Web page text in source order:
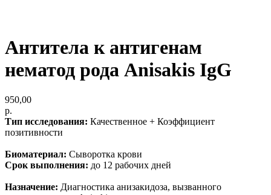
Антитела к антигенам
нематод рода Anisakis IgG
950,00
р.
Тип исследования: Качественное + Коэффициент
позитивности
Биоматериал: Сыворотка крови
Срок выполнения: до 12 рабочих дней
Назначение: Диагностика анизакидоза, вызванного